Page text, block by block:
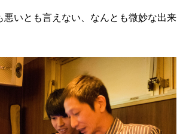
悪いとも言えない、なんとも微妙な出来